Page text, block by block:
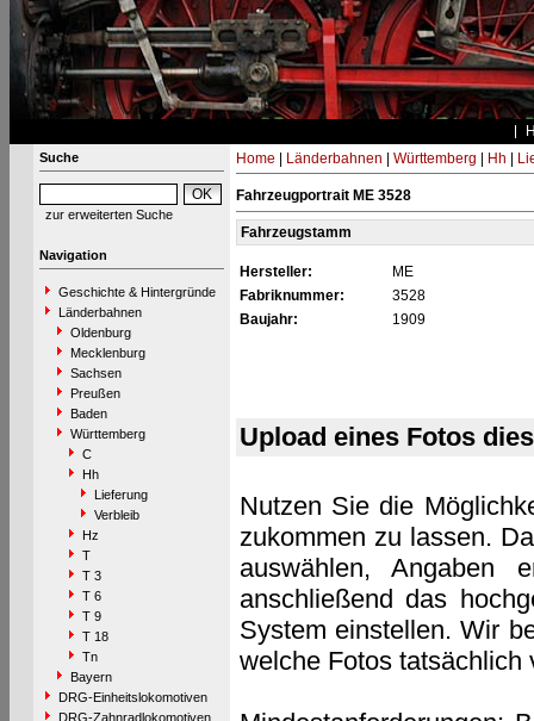
Suche
zur erweiterten Suche
Navigation
Geschichte & Hintergründe
Länderbahnen
Oldenburg
Mecklenburg
Sachsen
Preußen
Baden
Württemberg
C
Hh
Lieferung
Verbleib
Hz
T
T 3
T 6
T 9
T 18
Tn
Bayern
DRG-Einheitslokomotiven
DRG-Zahnradlokomotiven
Home Länderbahnen Württemberg Hh
Fahrzeugportrait ME 3528
Fahrzeugstamm
Hersteller:
ME
Fabriknummer:
3528
Baujahr:
1909
Upload eines Fotos
Nutzen Sie die
zukommen zu lassen.
auswählen, Angaben
anschließend das
System einstellen. Wir
welche Fotos tatsächlich